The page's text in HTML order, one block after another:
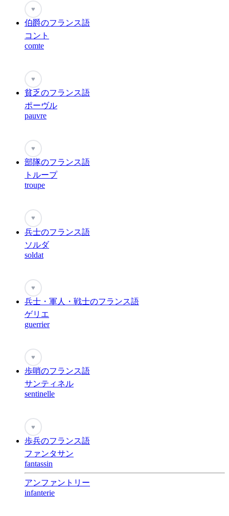
♥
伯爵のフランス語
コント
comte
♥
貧乏のフランス語
ポーヴル
pauvre
♥
部隊のフランス語
トループ
troupe
♥
兵士のフランス語
ソルダ
soldat
♥
兵士・軍人・戦士のフランス語
ゲリエ
guerrier
♥
歩哨のフランス語
サンティネル
sentinelle
♥
歩兵のフランス語
ファンタサン
fantassin
アンファントリー
infanterie